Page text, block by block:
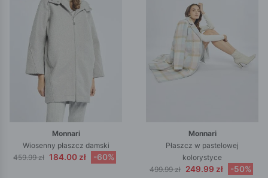
Monnari
Wiosenny płaszcz damski
459.99 zł 184.00 zł -60%
Monnari
Płaszcz w pastelowej
kolorystyce
499.99 zł
249.99 zł -50%